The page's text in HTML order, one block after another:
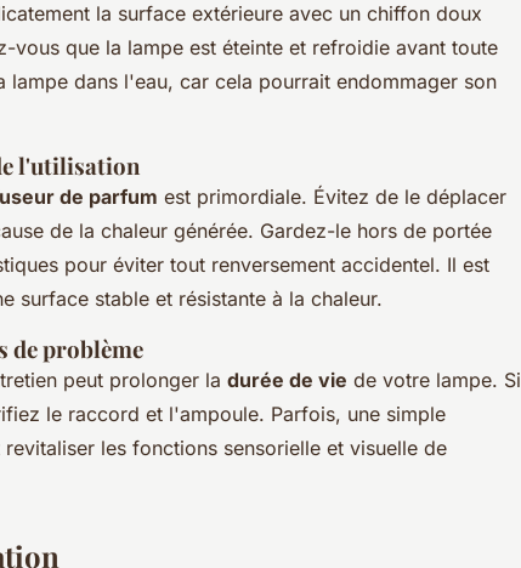
la surface extérieure avec un chiffon doux
vous que la lampe est éteinte et refroidie avant toute
lampe dans l'eau, car cela pourrait endommager son
l'utilisation
de parfum est primordiale. Évitez de le déplacer
de la chaleur générée. Gardez-le hors de portée
pour éviter tout renversement accidentel. Il est
surface stable et résistante à la chaleur.
de problème
peut prolonger la durée de vie de votre lampe. Si
le raccord et l'ampoule. Parfois, une simple
les fonctions sensorielle et visuelle de